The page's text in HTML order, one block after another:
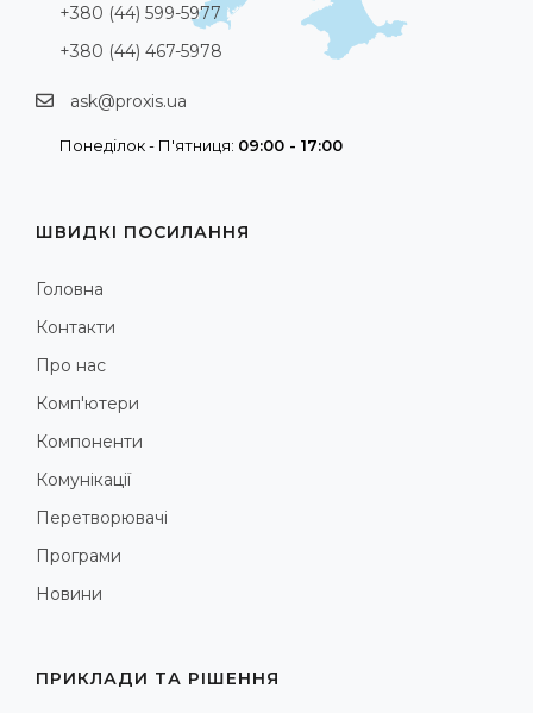
+380 (44) 599-5977
+380 (44) 467-5978
ask@proxis.ua
Понеділок - П'ятниця: 09:00 - 17:00
ШВИДКІ ПОСИЛАННЯ
Головна
Контакти
Про нас
Комп'ютери
Компоненти
Комунікації
Перетворювачі
Програми
Новини
ПРИКЛАДИ ТА РІШЕННЯ